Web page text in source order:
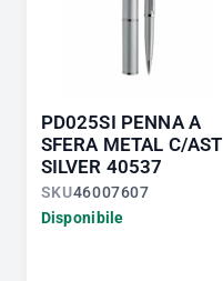
PD025SI PENNA A
SFERA METAL C/AST
SILVER 40537
SKU46007607
Disponibile